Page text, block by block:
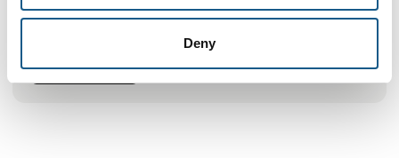
Deny
mia. kr.
Se profil